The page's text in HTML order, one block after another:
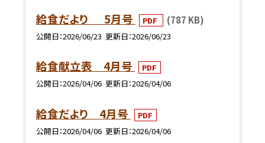
給食だより 5月号 PDF (787 KB)
公開日 2026/06/23 更新日 2026/06/23
給食献立表 4月号
PDF
公開日 2026/04/06 更新日 2026/04/06
給食だより 4月号
PDF
公開日 2026/04/06 更新日 2026/04/06